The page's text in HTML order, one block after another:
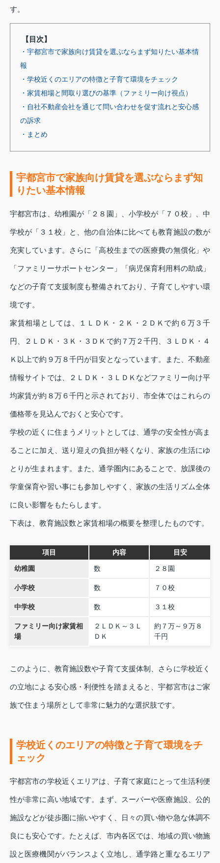
す。
【目次】
・宇都宮市で家族向け賃貸を選ぶならまず知りたい基本情
報
・学校近くのエリアの特徴と子育て環境をチェック
・家賃相場と間取り選びの基準（ファミリー向け視点）
・自社不動産会社を通じて問い合わせを促す流れと安心感
の訴求
・まとめ
宇都宮市で家族向け賃貸を選ぶならまず知
りたい基本情報
宇都宮市は、幼稚園が「２８園」、小学校が「７０校」、中
学校が「３１校」と、他の自治体に比べても教育施設の数が
充実しています。さらに「高校生までの医療費の無償化」や
「ファミリーサポートセンター」「病児保育利用料の助成」
などの子育て支援制度も整備されており、子育てしやすい環
境です。
家賃相場としては、１ＬＤＫ・２Ｋ・２ＤＫで約６万３千
円、２ＬＤＫ・３Ｋ・３ＤＫで約７万２千円、３ＬＤＫ・４
Ｋ以上で約９万８千円が目安となっています。また、不動産
情報サイトでは、２ＬＤＫ・３ＬＤＫなどファミリー向け平
均家賃が約８万６千円と示されており、市全体ではこれらの
価格帯を見込んでおくと安心です。
学校の近くに住まうメリットとしては、通学の安全性が高ま
ることに加え、送り迎えの負担が軽くなり、家族の生活にゆ
とりが生まれます。また、通学圏内にあることで、放課後の
学童保育や習い事にも参加しやすく、家族の生活リズム全体
に良い影響をもたらします。
下表は、教育施設数と家賃相場の概要を整理したものです。
項目 内容 目安
幼稚園 数 ２８園
小学校 数 ７０校
中学校 数 ３１校
ファミリー向け家賃相
場
２ＬＤＫ～３Ｌ
ＤＫ
約７万～９万８
千円
このように、教育施設数や子育て支援体制、さらに学校近く
の立地による安心感・利便性を踏まえると、宇都宮市はご家
族で住まう場所として非常に魅力的な選択肢です。
学校近くのエリアの特徴と子育て環境をチ
ェック
宇都宮市の学校近くエリアは、子育て家庭にとって生活利便
性が非常に高い地域です。まず、スーパーや医療施設、公的
施設などが徒歩圏に揃いやすく、日々の買い物や急な体調不
良にも安心です。たとえば、市内各区では、地域の買い物施
設と医療機関がバランスよく立地し、通学路と重なるエリア